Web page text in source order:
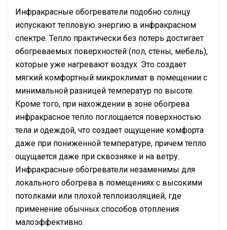
Инфракрасные обогреватели подобно солнцу
испускают тепловую энергию в инфракрасном
спектре. Тепло практически без потерь достигает
обогреваемых поверхностей (пол, стены, мебель),
которые уже нагревают воздух. Это создает
мягкий комфортный микроклимат в помещении с
минимальной разницей температур по высоте.
Кроме того, при нахождении в зоне обогрева
инфракрасное тепло поглощается поверхностью
тела и одеждой, что создает ощущение комфорта
даже при пониженной температуре, причем тепло
ощущается даже при сквозняке и на ветру.
Инфракрасные обогреватели незаменимы для
локального обогрева в помещениях с высокими
потолками или плохой теплоизоляцией, где
применение обычных способов отопления
малоэффективно.